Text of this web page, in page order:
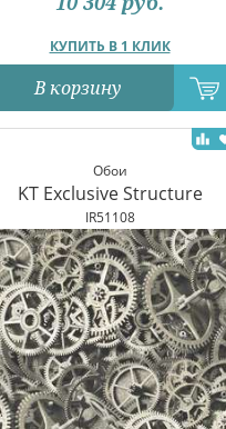
КУПИТЬ В 1 КЛИК
В корзину
Обои
KT Exclusive Structure
IR51108